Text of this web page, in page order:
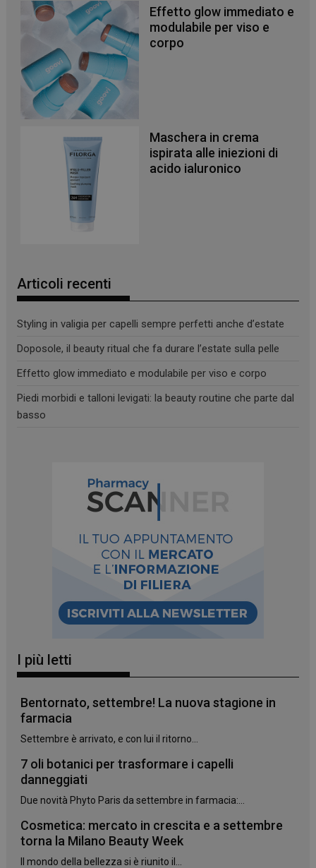
Effetto glow immediato e
modulabile per viso e
corpo
Maschera in crema
ispirata alle iniezioni di
acido ialuronico
Articoli recenti
Styling in valigia per capelli sempre perfetti anche d’estate
Doposole, il beauty ritual che fa durare l’estate sulla pelle
Effetto glow immediato e modulabile per viso e corpo
Piedi morbidi e talloni levigati: la beauty routine che parte dal
basso
I più letti
Bentornato, settembre! La nuova stagione in
farmacia
Settembre è arrivato, e con lui il ritorno...
7 oli botanici per trasformare i capelli
danneggiati
Due novità Phyto Paris da settembre in farmacia:...
Cosmetica: mercato in crescita e a settembre
torna la Milano Beauty Week
Il mondo della bellezza si è riunito il...
_ga_YJ0035S3E9 .panoramacosmetico.it
1 anno 1